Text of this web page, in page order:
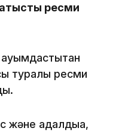
ресми
туралы ресми
адалдыққа,